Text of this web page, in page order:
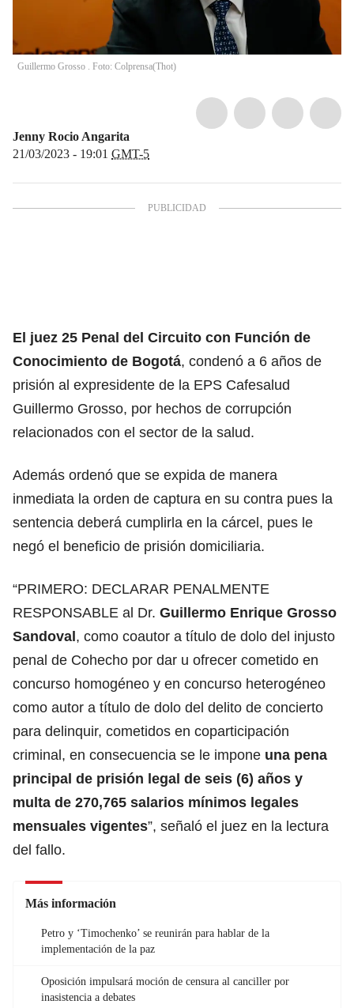
Guillermo Grosso . Foto: Colprensa(Thot)
Jenny Rocio Angarita
21/03/2023 - 19:01 GMT-5
El juez 25 Penal del Circuito con Función de
Conocimiento de Bogotá, condenó a 6 años de
prisión al expresidente de la EPS Cafesalud
Guillermo Grosso, por hechos de corrupción
relacionados con el sector de la salud.
Además ordenó que se expida de manera
inmediata la orden de captura en su contra pues la
sentencia deberá cumplirla en la cárcel, pues le
negó el beneficio de prisión domiciliaria.
“PRIMERO: DECLARAR PENALMENTE
RESPONSABLE al Dr. Guillermo Enrique Grosso
Sandoval, como coautor a título de dolo del injusto
penal de Cohecho por dar u ofrecer cometido en
concurso homogéneo y en concurso heterogéneo
como autor a título de dolo del delito de concierto
para delinquir, cometidos en coparticipación
criminal, en consecuencia se le impone una pena
principal de prisión legal de seis (6) años y
multa de 270,765 salarios mínimos legales
mensuales vigentes”, señaló el juez en la lectura
del fallo.
Más información
Petro y ‘Timochenko’ se reunirán para hablar de la
implementación de la paz
Oposición impulsará moción de censura al canciller por
inasistencia a debates